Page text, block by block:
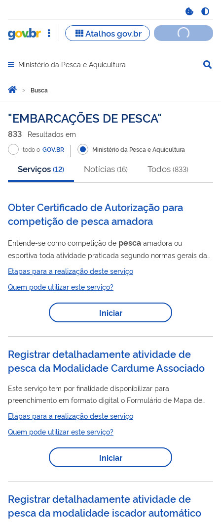
Abrir menu principal de navegação
Ministério da Pesca e Aquicultura
Você está aqui:
Página Inicial
Busca
Busca
EMBARCAÇÕES DE PESCA
833 Resultados em
todo o GOV.BR Ministério da Pesca e Aquicultura
Serviços (12) Notícias (16) Todos (833)
Obter Certificado de Autorização para
competição de pesca amadora
Entende-se como competição de pesca amadora ou
esportiva toda atividade praticada segundo normas gerais da
Lei nº 9.615, de 24 de março de 1998 e regras de prática
desportiva, devidamente autorizada pela autoridade
amadora somente poderão ser organizadas por
pessoas jurídicas, com CNPJ válido. A pessoa jurídica que
Etapas para a realização deste serviço
Quem pode utilizar este serviço?
Iniciar
Registrar detalhadamente atividade de
pesca da Modalidade Cardume Associado
Este serviço tem por finalidade disponibilizar para
preenchimento em formato digital o Formulário de Mapa de
Bordo – FMB para modalidade depesca
Bandolim Bonito Listrado
Etapas para a realização deste serviço
Quem pode utilizar este serviço?
Iniciar
Registrar detalhadamente atividade de
pesca da modalidade iscador automático